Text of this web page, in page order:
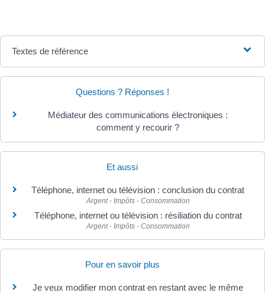
Textes de référence
Questions ? Réponses !
Médiateur des communications électroniques :
comment y recourir ?
Et aussi
Téléphone, internet ou télévision : conclusion du contrat
Argent - Impôts - Consommation
Téléphone, internet ou télévision : résiliation du contrat
Argent - Impôts - Consommation
Pour en savoir plus
Je veux modifier mon contrat en restant avec le même